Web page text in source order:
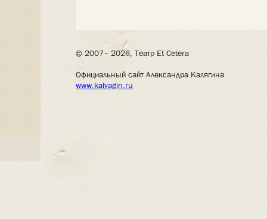
© 2007– 2026, Театр Et Cetera
Официальный сайт Александра Калягина
www.kalyagin.ru